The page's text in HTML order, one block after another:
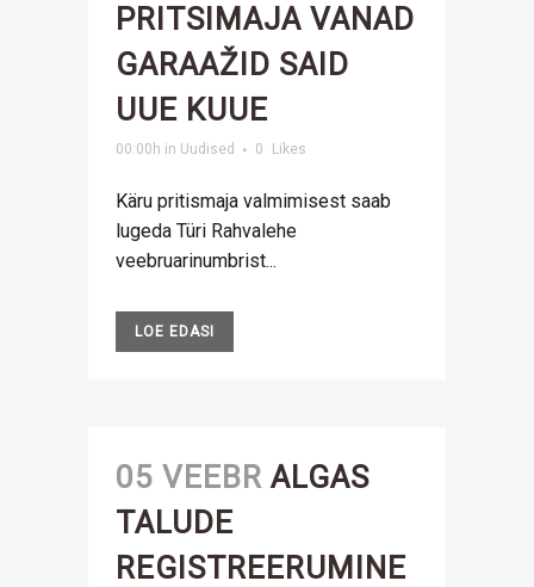
PRITSIMAJA VANAD
GARAAŽID SAID
UUE KUUE
00:00h in Uudised 0 Likes
Käru pritismaja valmimisest saab
lugeda Türi Rahvalehe
veebruarinumbrist...
LOE EDASI
05 VEEBR ALGAS
TALUDE
REGISTREERUMINE